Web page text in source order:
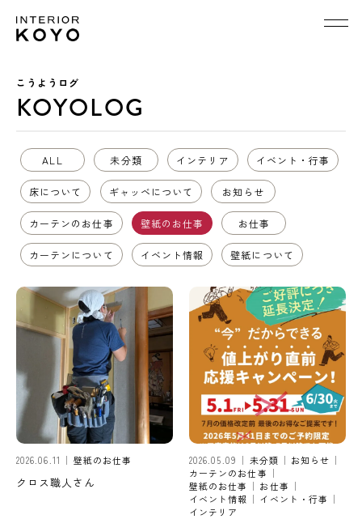
こうようログ
KOYOLOG
ALL 未分類 インテリア イベント・行事
床について ギャッベについて お知らせ
カーテンのお仕事 壁紙のお仕事 お仕事
カーテンについて イベント情報 壁紙について
2026.06.11 壁紙のお仕事
クロス職人さん
2026.05.09 未分類
お知らせ
カーテンのお仕事
壁紙のお仕事
お仕事
イベント情報
イベント・行事
インテリア